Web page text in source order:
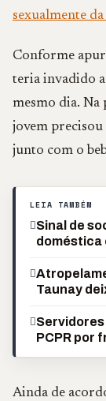
sexualmente
Conforme
teria invadido a
mesmo dia. Na
jovem precisou
junto com o
LEIA TAMBÉM
Sinal de
doméstica
Taunay
PCPR por
Ainda de